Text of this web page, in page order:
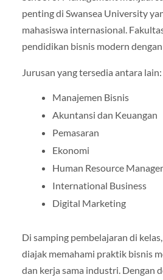
penting di Swansea University
mahasiswa internasional.
pendidikan bisnis modern
Jurusan yang tersedia antara lain:
Manajemen Bisnis
Akuntansi dan Keuangan
Pemasaran
Ekonomi
Human Resource
International Business
Digital Marketing
Di samping pembelajaran di
diajak memahami praktik bisnis
dan kerja sama industri. Dengan